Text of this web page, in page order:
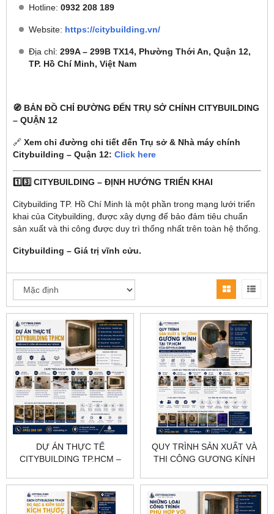
Hotline: 0932 208 189
Website: https://citybuilding.vn/
Địa chỉ: 299A – 299B TX14, Phường Thới An, Quận 12,
TP. Hồ Chí Minh, Việt Nam
🧭 BẢN ĐỒ CHỈ ĐƯỜNG ĐẾN TRỤ SỞ CHÍNH CITYBUILDING
– QUẬN 12
🔗 Xem chỉ đường chi tiết đến Trụ sở & Nhà máy chính
Citybuilding – Quận 12: Click here
1️⃣3️⃣ CITYBUILDING – ĐỊNH HƯỚNG TRIỂN KHAI
Citybuilding TP. Hồ Chí Minh là một phần trong mạng lưới triển
khai của Citybuilding, được xây dựng để bảo đảm tiêu chuẩn
sản xuất và thi công được duy trì thống nhất trên toàn hệ thống.
Citybuilding – Giá trị vĩnh cửu.
DỰ ÁN THỰC TẾ
CITYBUILDING TP.HCM –
QUY TRÌNH SẢN XUẤT VÀ
THI CÔNG GƯƠNG KÍNH
CITYBUILDING